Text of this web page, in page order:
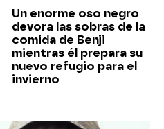
Un enorme oso negro
devora las sobras de la
comida de Benji
mientras él prepara su
nuevo refugio para el
invierno